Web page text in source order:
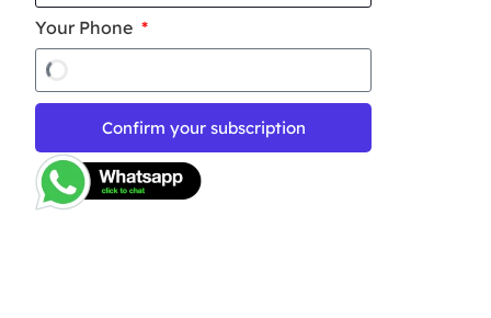
Your Phone
Confirm your subscription